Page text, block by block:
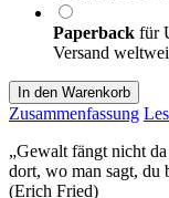
Paperback für
Versand
In den Warenkorb
Zusammenfassung
„Gewalt fängt nicht
dort, wo man sagt, du
(Erich Fried)